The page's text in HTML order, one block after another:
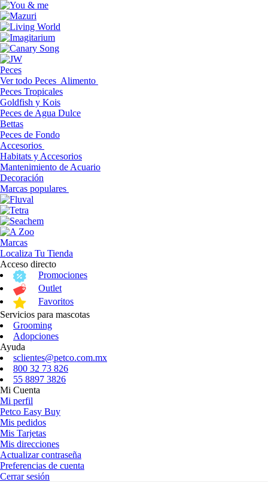
Peces
Ver todo Peces Alimento
Peces Tropicales
Goldfish y Kois
Peces de Agua Dulce
Bettas
Peces de Fondo
Accesorios
Habitats y Accesorios
Mantenimiento de Acuario
Decoración
Marcas populares
Marcas
Localiza Tu Tienda
Acceso directo
Promociones
Outlet
Favoritos
Servicios para mascotas
Grooming
Adopciones
Ayuda
sclientes@petco.com.mx
800 32 73 826
55 8897 3826
Mi Cuenta
Mi perfil
Petco Easy Buy
Mis pedidos
Mis Tarjetas
Mis direcciones
Actualizar contraseña
Preferencias de cuenta
Cerrar sesión